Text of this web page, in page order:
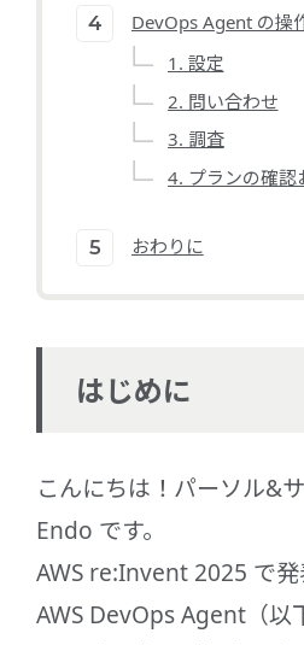
DevOps Agent の操
1. 設定
2. 問い合わせ
3. 調査
4. プランの確認
おわりに
はじめに
こんにちは！パーソル&
Endo です。
AWS re:Invent 2025 で発
AWS DevOps Agent（以